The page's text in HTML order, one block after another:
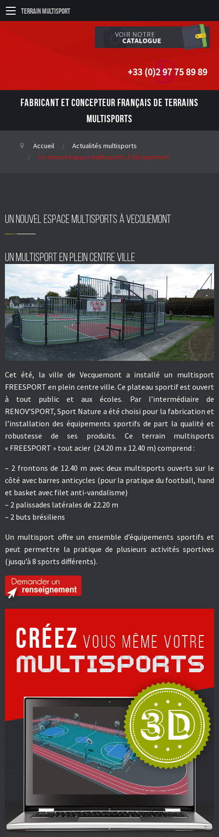
Terrain Multisport
+33 (0)2 97 75 89 89
FABRICANT ET CONCEPTEUR FRANÇAIS DE TERRAINS
MULTISPORTS
Accueil
Actualités multisports
Un nouvel espace multisports à Vecquemont
Un nouvel espace multisports à Vecquemont
Un multisport en plein centre ville
Cet été, la ville de Vecquemont a installé un multisport
FREESPORT en plein centre ville. Ce plateau sportif est ouvert
à tout public et aux écoles. Par l’intermédiaire de
RENOV’SPORT, Sport Nature a été choisi pour la fabrication et
l’installation des équipements sportifs de part la qualité et
robustesse de ses produits. Ce terrain multisports
« FREESPORT » tout acier (24.20 m x 12.40 m) comprend :
– 2 frontons de 12.40 m avec deux multisports ouverts sur le
côté avec barres anticycles (pour la pratique du football, hand
et basket avec filet anti-vandalisme)
– 2 palissades latérales de 22.20 m
– 2 buts brésiliens
Un multisport offre un ensemble d’équipements sportifs et
peut permettre la pratique de plusieurs activités sportives
(jusqu’à 8 sports différents).